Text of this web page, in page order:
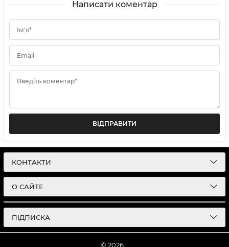
Написати коментар
Ім'я*
Email
Введіть коментар*
ВІДПРАВИТИ
КОНТАКТИ
О САЙТЕ
ПІДПИСКА
© 2026